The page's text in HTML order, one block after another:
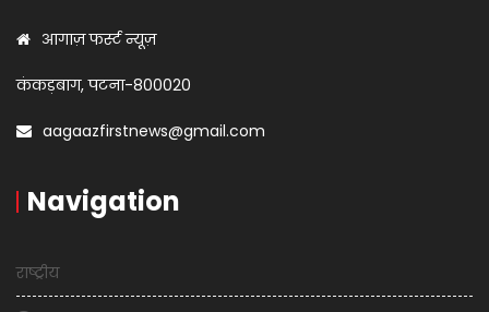
आगाज़ फर्स्ट न्यूज़
कंकड़बाग, पटना-800020
aagaazfirstnews@gmail.com
Navigation
राष्ट्रीय